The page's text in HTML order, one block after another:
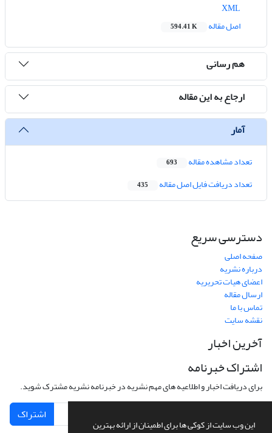
این وب سایت از کوکی ها برای اطمینان از ارائه بهترین
اصل مقاله
594.41 K
هم رسانی
ارجاع به این مقاله
آمار
تعداد مشاهده مقاله 693
تعداد دریافت فایل اصل مقاله 435
دسترسی سریع
صفحه اصلی
درباره نشریه
اعضای هیات تحریریه
ارسال مقاله
تماس با ما
نقشه سایت
آخرین اخبار
اشتراک خبرنامه
برای دریافت اخبار و اطلاعیه های مهم نشریه در خبرنامه نشریه مشترک شوید.
اشتراک